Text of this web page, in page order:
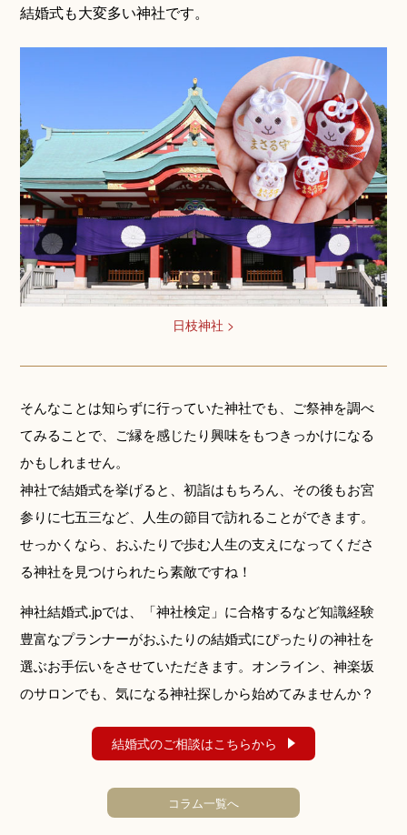
結婚式も大変多い神社です。
日枝神社 >
そんなことは知らずに行っていた神社でも、ご祭神を調べ
てみることで、ご縁を感じたり興味をもつきっかけになる
かもしれません。
神社で結婚式を挙げると、初詣はもちろん、その後もお宮
参りに七五三など、人生の節目で訪れることができます。
せっかくなら、おふたりで歩む人生の支えになってくださ
る神社を見つけられたら素敵ですね！
神社結婚式.jpでは、「神社検定」に合格するなど知識経験
豊富なプランナーがおふたりの結婚式にぴったりの神社を
選ぶお手伝いをさせていただきます。 オンライン、神楽坂
のサロンでも、気になる神社探しから始めてみませんか？
結婚式のご相談はこちらから
コラム一覧へ